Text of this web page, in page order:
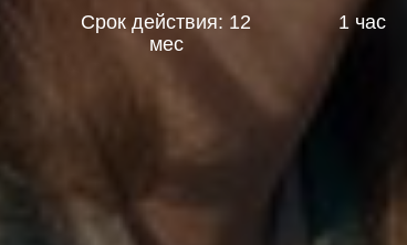
Срок действия: 12
мес
1 час